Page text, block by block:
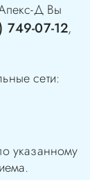
ДВы
749-07-12,
сети:
указанному